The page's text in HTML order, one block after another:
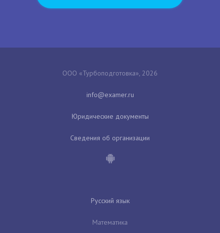
ООО «Турбоподготовка», 2026
Юридические документы
Сведения об организации
Русский язык
Математика